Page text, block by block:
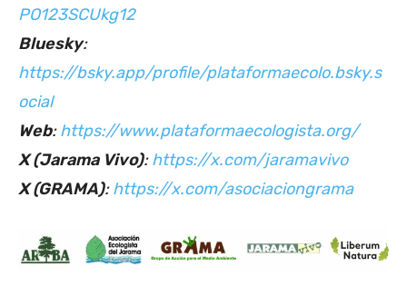
PO123SCUkg12
Bluesky:
https://bsky.app/profile/plataformaecolo.bsky.s
ocial
Web:https://www.plataformaecologista.org/
X (Jarama Vivo):https://x.com/jaramavivo
X (GRAMA):https://x.com/asociaciongrama